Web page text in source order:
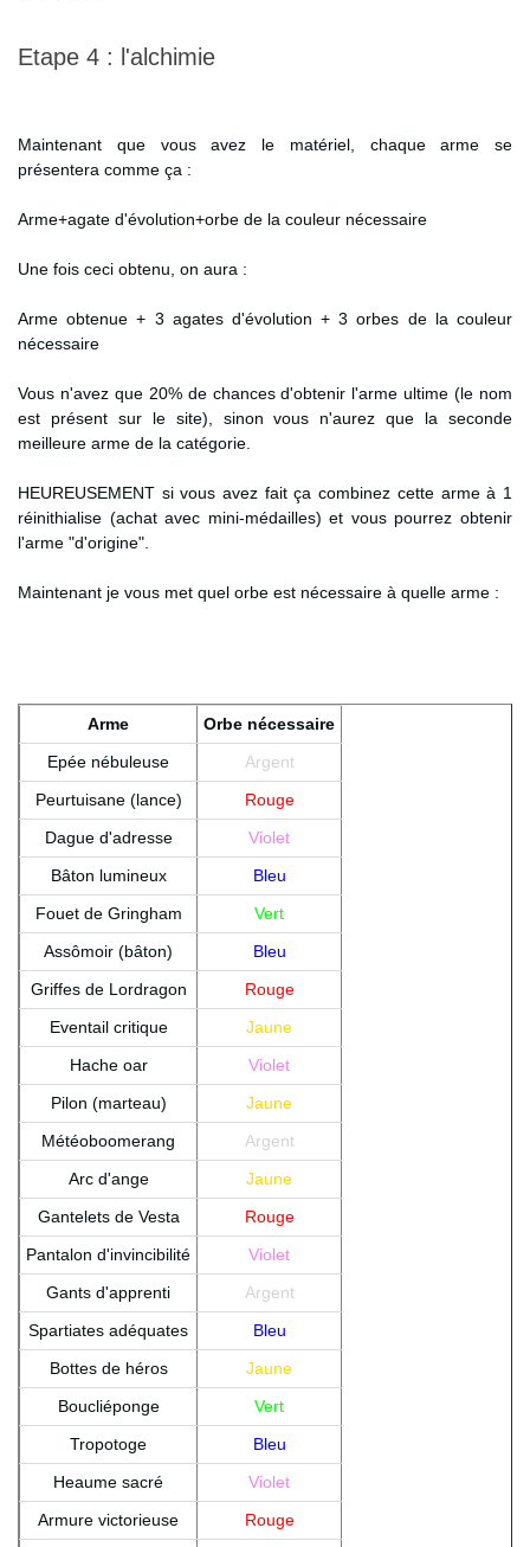
Etape 4 : l'alchimie
Maintenant que vous avez le matériel, chaque arme se
présentera comme ça :
Arme+agate d'évolution+orbe de la couleur nécessaire
Une fois ceci obtenu, on aura :
Arme obtenue + 3 agates d'évolution + 3 orbes de la couleur
nécessaire
Vous n'avez que 20% de chances d'obtenir l'arme ultime (le nom
est présent sur le site), sinon vous n'aurez que la seconde
meilleure arme de la catégorie.
HEUREUSEMENT si vous avez fait ça combinez cette arme à 1
réinithialise (achat avec mini-médailles) et vous pourrez obtenir
l'arme "d'origine".
Maintenant je vous met quel orbe est nécessaire à quelle arme :
Arme
Orbe nécessaire
Epée nébuleuse
Argent
Peurtuisane (lance)
Rouge
Dague d'adresse
Violet
Bâton lumineux
Bleu
Fouet de Gringham
Vert
Assômoir (bâton)
Bleu
Griffes de Lordragon
Rouge
Eventail critique
Jaune
Hache oar
Violet
Pilon (marteau)
Jaune
Météoboomerang
Argent
Arc d'ange
Jaune
Gantelets de Vesta
Rouge
Pantalon d'invincibilité
Violet
Gants d'apprenti
Argent
Spartiates adéquates
Bleu
Bottes de héros
Jaune
Boucliéponge
Vert
Tropotoge
Bleu
Heaume sacré
Violet
Armure victorieuse
Rouge